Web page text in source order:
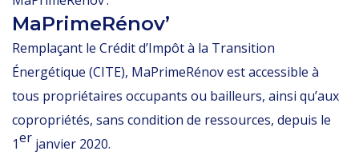
MaPrimeRénov’
Remplaçant le Crédit d’Impôt à la Transition
Énergétique (CITE), MaPrimeRénov est accessible à
tous propriétaires occupants ou bailleurs, ainsi qu’aux
copropriétés, sans condition de ressources, depuis le
1er janvier 2020.